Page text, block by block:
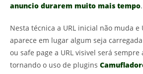
anuncio durarem muito mais tempo.
Nesta técnica a URL inicial não muda e
aparece em lugar algum seja
ou safe page a URL visivel será sempre
tornando o uso de plugins